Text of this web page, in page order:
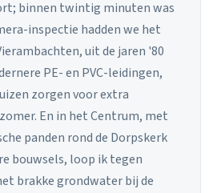
binnen twintig minuten was
inspectie hadden we het
uit de jaren '80
PE- en PVC-leidingen,
zorgen voor extra
En in het Centrum, met
panden rond de Dorpskerk
bouwsels, loop ik tegen
brakke grondwater bij de